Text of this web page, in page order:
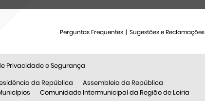
Perguntas Frequentes Sugestões e Reclamações
Privacidade e Segurança
da República
Assembleia da República
Comunidade Intermunicipal da Região de Leiria